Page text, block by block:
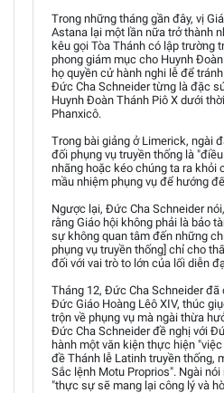
Trong những tháng gần đây, vị
Astana lại một lần nữa trở thành
kêu gọi Tòa Thánh có lập trường
phong giám mục cho Huynh
họ quyền cử hành nghi lễ để
Đức Cha Schneider từng là đặc
Huynh Đoàn Thánh Piô X dưới
Phanxicô.
Trong bài giảng ở Limerick, ngài
đối phụng vụ truyền thống là
nhãng hoặc kéo chúng ta ra khỏi
mầu nhiệm phụng vụ để hướng
Ngược lại, Đức Cha Schneider
rằng Giáo hội không phải là bảo
sự không quan tâm đến những
phụng vụ truyền thống] chỉ cho
đối với vai trò to lớn của lối diễn
Tháng 12, Đức Cha Schneider đã
Đức Giáo Hoàng Lêô XIV, thúc
trộn về phụng vụ mà ngài thừa
Đức Cha Schneider đề nghị với
hành một văn kiện thực hiện
đề Thánh lễ Latinh truyền thống,
Sắc lệnh Motu Proprios". Ngài
"thực sự sẽ mang lại công lý và